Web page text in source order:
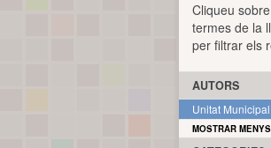
Cliqueu
termes de la
per filtrar els
AUTORS
Unitat
MOSTRAR